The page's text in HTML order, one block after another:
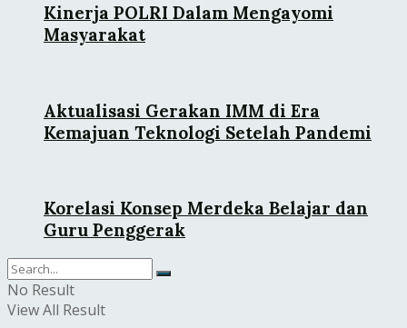
Kinerja POLRI Dalam Mengayomi
Masyarakat
Aktualisasi Gerakan IMM di Era
Kemajuan Teknologi Setelah Pandemi
Korelasi Konsep Merdeka Belajar dan
Guru Penggerak
No Result
View All Result